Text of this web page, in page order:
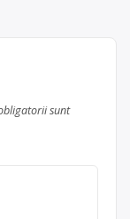
sunt